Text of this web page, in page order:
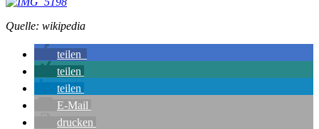
Quelle: wikipedia
teilen
teilen
teilen
E-Mail
drucken